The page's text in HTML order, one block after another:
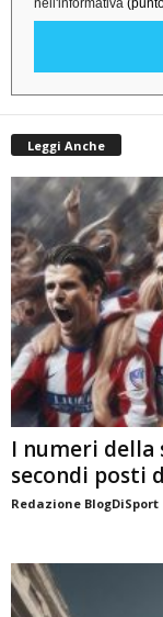
Leggi Anche
I numeri
secondi posti
Redazione BlogDiSport